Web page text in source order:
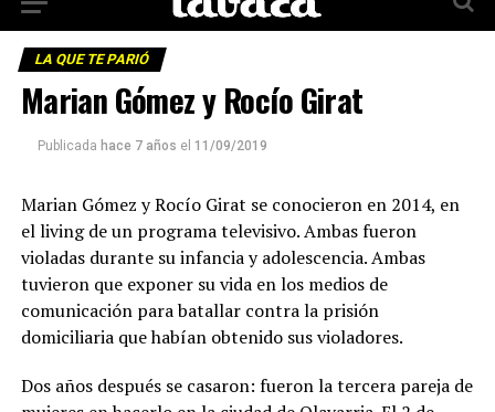
LA QUE TE PARIÓ
Marian Gómez y Rocío Girat
Publicada hace 7 años el 11/09/2019
Marian Gómez y Rocío Girat se conocieron en 2014, en
el living de un programa televisivo. Ambas fueron
violadas durante su infancia y adolescencia. Ambas
tuvieron que exponer su vida en los medios de
comunicación para batallar contra la prisión
domiciliaria que habían obtenido sus violadores.
Dos años después se casaron: fueron la tercera pareja de